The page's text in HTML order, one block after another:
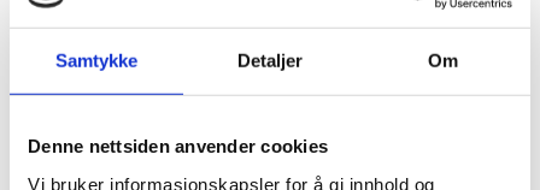
Samtykke Detaljer Om
Denne nettsiden anvender cookies
Vi bruker informasjonskapsler for å gi innhold og
Utvikle og forbedre nettstedet gjennom å forstå hvordan det
Beregne og rapportere brukerantall og trafikk.